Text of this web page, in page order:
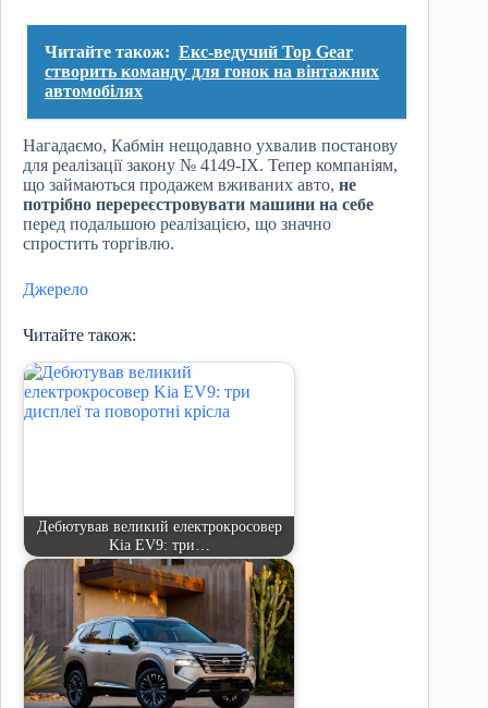
Читайте також: Екс-ведучий Top Gear
створить команду для гонок на вінтажних
автомобілях
Нагадаємо, Кабмін нещодавно ухвалив постанову
для реалізації закону № 4149-IX. Тепер компаніям,
що займаються продажем вживаних авто, не
потрібно перереєстровувати машини на себе
перед подальшою реалізацією, що значно
спростить торгівлю.
Джерело
Читайте також:
Дебютував великий електрокросовер
Kia EV9: три…